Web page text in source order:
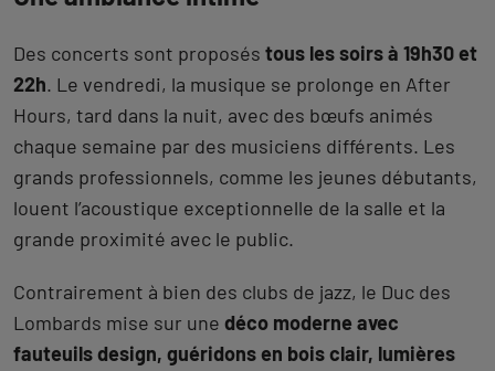
Des concerts sont proposés tous les soirs à 19h30 et
22h. Le vendredi, la musique se prolonge en After
Hours, tard dans la nuit, avec des bœufs animés
chaque semaine par des musiciens différents. Les
grands professionnels, comme les jeunes débutants,
louent l’acoustique exceptionnelle de la salle et la
grande proximité avec le public.
Contrairement à bien des clubs de jazz, le Duc des
Lombards mise sur une déco moderne avec
fauteuils design, guéridons en bois clair, lumières